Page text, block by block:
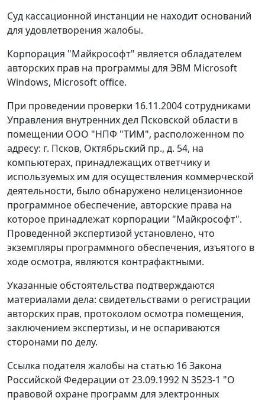
Суд кассационной инстанции не находит оснований
для удовлетворения жалобы.
Корпорация "Майкрософт" является обладателем
авторских прав на программы для ЭВМ Microsoft
Windows, Microsoft office.
При проведении проверки 16.11.2004 сотрудниками
Управления внутренних дел Псковской области в
помещении ООО "НПФ "ТИМ", расположенном по
адресу: г. Псков, Октябрьский пр., д. 54, на
компьютерах, принадлежащих ответчику и
используемых им для осуществления коммерческой
деятельности, было обнаружено нелицензионное
программное обеспечение, авторские права на
которое принадлежат корпорации "Майкрософт".
Проведенной экспертизой установлено, что
экземпляры программного обеспечения, изъятого в
ходе осмотра, являются контрафактными.
Указанные обстоятельства подтверждаются
материалами дела: свидетельствами о регистрации
авторских прав, протоколом осмотра помещения,
заключением экспертизы, и не оспариваются
сторонами по делу.
Ссылка подателя жалобы на статью 16Закона
Российской Федерации от 23.09.1992 N 3523-1 "О
правовой охране программ для электронных